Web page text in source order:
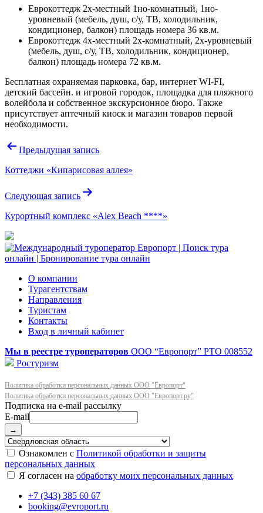
Еврокоттедж 2х-местный 1но-комнатный, 1но-
уровневый (мебель, душ, с/у, ТВ, холодильник,
кондиционер, балкон) площадь номера 36 кв.м.
Еврокоттедж 4х-местный 2х-комнатный, 2х-уровневый
(мебель, душ, с/у, ТВ, холодильник, кондиционер,
балкон) площадь номера 72 кв.м.
Бесплатная охраняемая парковка, бар, интернет WI-FI,
детский бассейн. и игровой городок, площадка для пляжного
волейбола и собственное экскурсионное бюро. Также
присутствует аптечный киоск и магазин товаров первой
необходимости.
Навигация
записям
Предыдущая запись
Коттеджи «Кипарисовая аллея»
Следующая запись
Курортный комплекс «Alex Beach ****»
О компании
Турагентствам
Направления
Туристам
Контакты
Вход в личный кабинет
Мы в реестре туроператоров ООО “Европорт” РТО 008552
Ростуризм
Политика обработки персональных данных ООО "Европорт"
Политика обработки персональных данных ООО "Европорт.ру"
E-mail
→
Ознакомлен с Политикой обработки и защиты
персональных данных
Я согласен на обработку моих персональных данных
+7 (343) 385 60 67
booking@evroport.ru